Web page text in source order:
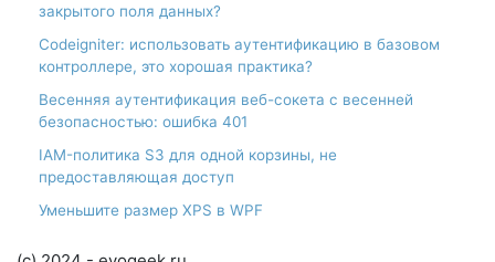
закрытого поля данных?
Codeigniter: использовать аутентификацию в базовом
контроллере, это хорошая практика?
Весенняя аутентификация веб-сокета с весенней
безопасностью: ошибка 401
IAM-политика S3 для одной корзины, не
предоставляющая доступ
Уменьшите размер XPS в WPF